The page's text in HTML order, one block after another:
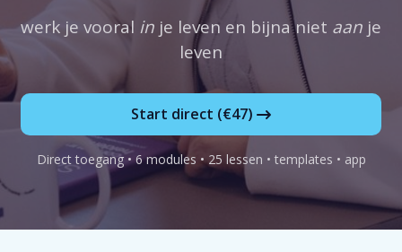
werk je vooral in je leven en bijna niet aan je
leven
Start direct (€47)
Direct toegang • 6 modules • 25 lessen • templates • app